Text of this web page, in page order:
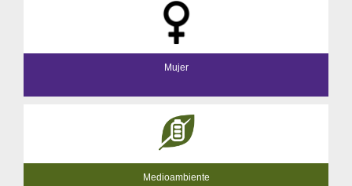
Mujer
Medioambiente